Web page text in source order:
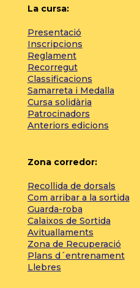
La cursa:
Presentació
Inscripcions
Reglament
Recorregut
Classificacions
Samarreta i Medalla
Cursa solidària
Patrocinadors
Anteriors edicions
Zona corredor:
Recollida de dorsals
Com arribar a la sortida
Guarda-roba
Calaixos de Sortida
Avituallaments
Zona de Recuperació
Plans d´entrenament
Llebres